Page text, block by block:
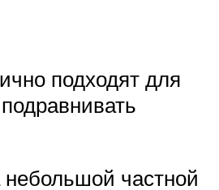
подходят для
частной